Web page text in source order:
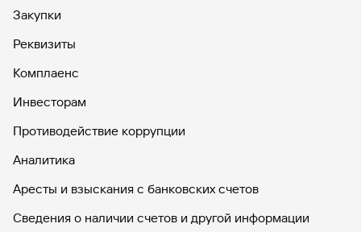
Закупки
Реквизиты
Комплаенс
Инвесторам
Противодействие коррупции
Аналитика
Аресты и взыскания с банковских счетов
Сведения о наличии счетов и другой информации